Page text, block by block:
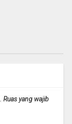
Ruas yang wajib